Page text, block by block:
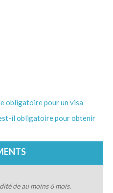
obligatoire pour un visa
il obligatoire pour obtenir
de au moins 6 mois.